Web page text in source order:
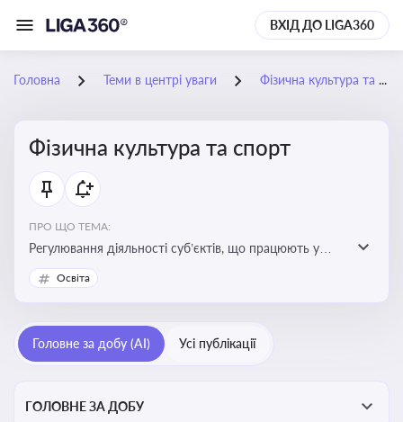
ВХІД ДО LIGA360
Головна Теми в центрі уваги Фізична культура та спорт
Фізична культура та спорт
ПРО ЩО ТЕМА:
Регулювання діяльності суб’єктів, що працюють у
сфері фізичної культури та спорту, включаючи
оздоровлення населення, професійний і аматорський
потенціалу, соціального захисту та ефективної
реалізації державної політики у цій галузі
Освіта
Головне за добу (AI) Усі публікації
ГОЛОВНЕ ЗА ДОБУ